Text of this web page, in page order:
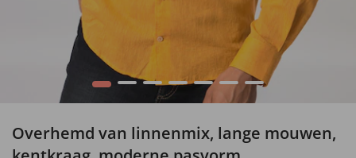
1 2 3 4 5 6 7
Overhemd van linnenmix, lange mouwen,